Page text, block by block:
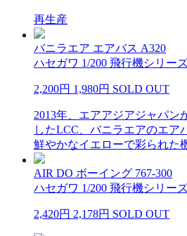
再生産
バニラエア エアバス A320
ハセガワ 1/200 飛行機シリー
2,200円 1,980円 SOLD OUT
2013年、エアアジアジャパン
したLCC、バニラエアのエア
鮮やかなイエローで彩られた
AIR DO ボーイング 767-300
ハセガワ 1/200 飛行機シリー
2,420円 2,178円 SOLD OUT